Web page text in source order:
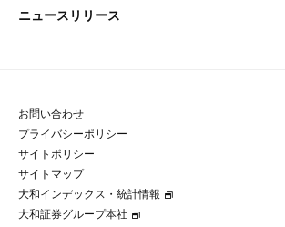
先端テクノロジーに基づく新たな価値の創出
政策分析
金融経済教育等
マルチステークホルダー方針
パートナーシップ構築宣言
会社概要・役員一覧
大和総研の歩み
グループ会社
採用情報 トップ
経験者採用
ニュースリリース
お問い合わせ
プライバシーポリシー
サイトポリシー
サイトマップ
大和インデックス・統計情報
大和証券グループ本社